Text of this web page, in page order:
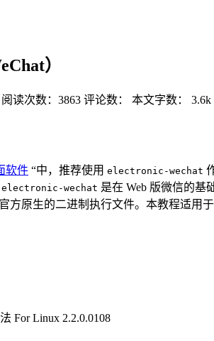
）
阅读次数： 3863 评论数： 本文字数： 3.6k
软件 “中，推荐使用 electronic-wechat
electronic-wechat 是在 Web 版微信的基
方原生的二进制执行文件。本教程适用
For Linux 2.2.0.0108